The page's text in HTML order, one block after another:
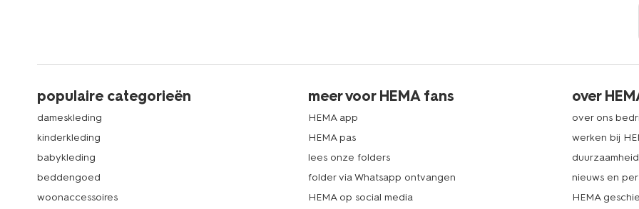
populaire categorieën
dameskleding
kinderkleding
babykleding
beddengoed
woonaccessoires
meer voor HEMA fans
HEMA app
HEMA pas
lees onze folders
folder via Whatsapp ontvangen
HEMA op social media
over
over ons
werken bij
duurzaamheid
nieuws en
HEMA